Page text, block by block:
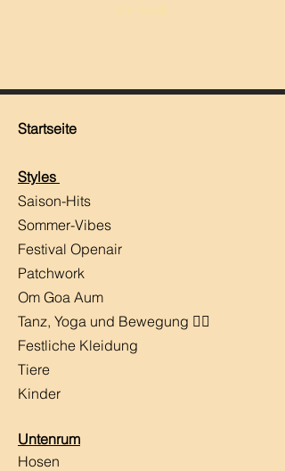
inkl. MwSt.
Startseite
Styles
Saison-Hits
​Sommer-Vibes
Festival Openair
Patchwork
Om Goa Aum
Tanz, Yoga und Bewegung 🧘‍♀️
Festliche Kleidung
Tiere
Kinder
Untenrum
Hosen